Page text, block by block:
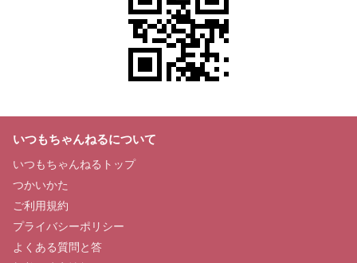
いつもちゃんねるについて
いつもちゃんねるトップ
つかいかた
ご利用規約
プライバシーポリシー
よくある質問と答